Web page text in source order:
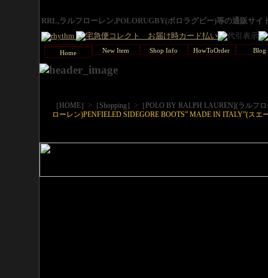
RRL,ラルフローレン,POLORUGBY(ポロラグビー)等の通販サ
Home New Item Shop Info HowToOrder Blog
［HOME］ > ［Shopping］ > ［POLO BY RALPH LAUREN](ラルフ
ローレン)PENFIELED SIDEGORE BOOTS” MADE IN ITALY”(スエ